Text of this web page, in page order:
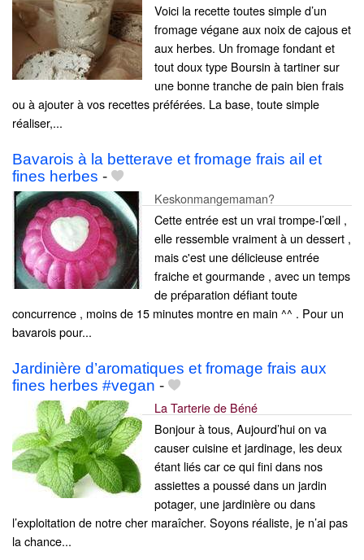
Voici la recette toutes simple d’un
fromage végane aux noix de cajous et
aux herbes. Un fromage fondant et
tout doux type Boursin à tartiner sur
une bonne tranche de pain bien frais
ou à ajouter à vos recettes préférées. La base, toute simple
réaliser,...
Bavarois à la betterave et fromage frais ail et
fines herbes -
Keskonmangemaman?
Cette entrée est un vrai trompe-l’œil ,
elle ressemble vraiment à un dessert ,
mais c'est une délicieuse entrée
fraiche et gourmande , avec un temps
de préparation défiant toute
concurrence , moins de 15 minutes montre en main ^^ . Pour un
bavarois pour...
Jardinière d’aromatiques et fromage frais aux
fines herbes #vegan -
La Tarterie de Béné
Bonjour à tous, Aujourd’hui on va
causer cuisine et jardinage, les deux
étant liés car ce qui fini dans nos
assiettes a poussé dans un jardin
potager, une jardinière ou dans
l’exploitation de notre cher maraîcher. Soyons réaliste, je n’ai pas
la chance...